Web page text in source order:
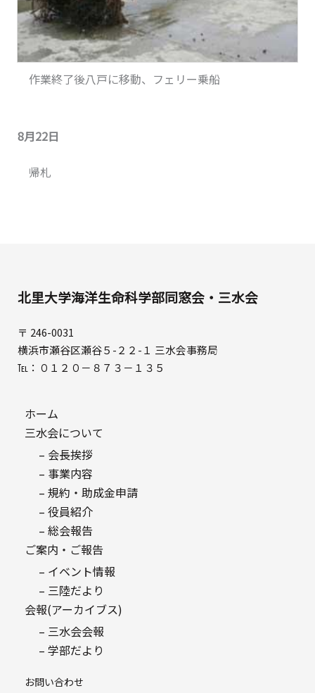
作業終了後八戸に移動、フェリー乗船
8月22日
帰札
北里大学海洋生命科学部同窓会・三水会
〒 246-0031
横浜市瀬谷区瀬谷５-２２-１ 三水会事務局
℡：０１２０－８７３－１３５
ホーム
三水会について
– 会長挨拶
– 事業内容
– 規約・助成金申請
– 役員紹介
– 総会報告
ご案内・ご報告
– イベント情報
– 三陸だより
会報(アーカイブス)
– 三水会会報
– 学部だより
お問い合わせ